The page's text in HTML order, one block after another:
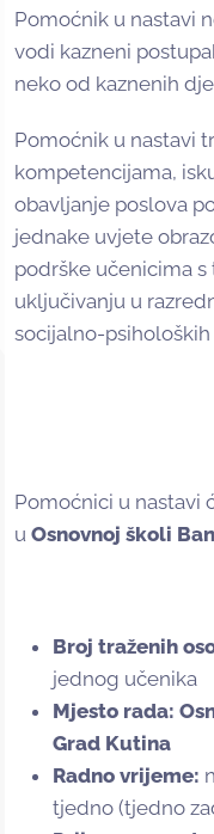
Pomoćnik u nastavi
vodi kazneni
neko od kaznenih
Pomoćnik u nastavi
kompetencijama,
obavljanje poslova
jednake uvjete
podrške učenicima
uključivanju u
socijalno-psiholoških
Pomoćnici u nastavi
u Osnovnoj školi
Broj traženih
jednog učenika
Mjesto rada:
Grad Kutina
Radno vrijeme:
tjedno (tjedno